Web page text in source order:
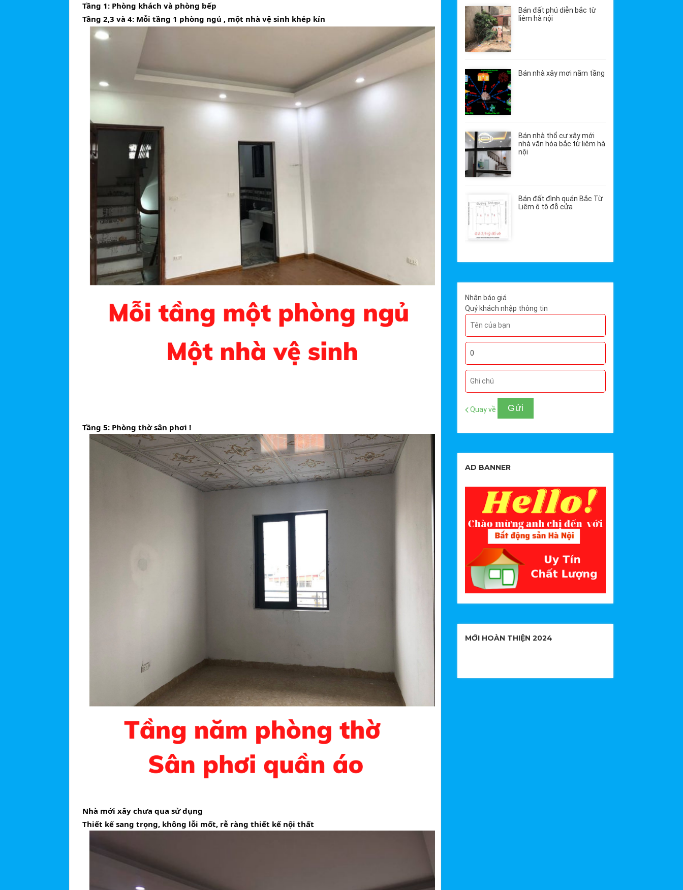
Tầng 1: Phòng khách và phòng bếp
Tầng 2,3 và 4: Mỗi tầng 1 phòng ngủ , một nhà vệ sinh khép kín
Tầng 5: Phòng thờ sân phơi !
Nhà mới xây chưa qua sử dụng
Thiết kế sang trọng, không lỗi mốt, rễ ràng thiết kế nội thất
Bán đất phú diễn bắc từ
liêm hà nội
Bán nhà xây mơi năm tầng
Bán nhà thổ cư xây mới
nhà văn hóa bắc từ liêm hà
nội
Bán đất đình quán Bắc Từ
Liêm ô tô đỗ cửa
Nhận báo giá
Quý khách nhập thông tin
Quay về
AD BANNER
MỚI HOÀN THIỆN 2024